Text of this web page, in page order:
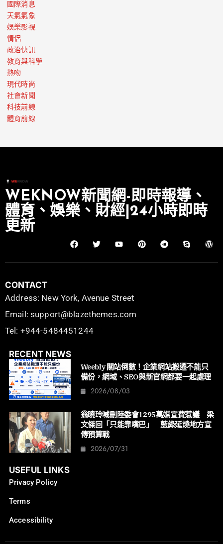
國際消息
天氣氣象
娛樂影視
情侶
政治快訊
教育與科學
熱吻
現代時尚
社會新聞
科技前線
體育前線
WEKNOW新聞網-即時報導、
體育、娛樂、財經|24小時即時
更新
CONTACT
Address: New York, Avenue Street
Email: support@blazethemes.com
Tel: +944-5484451244
RECENT NEWS
Weebly 關站倒數！企業網站搬遷不能只
備份，網域、SEO與新官網都要一起處理
2026/08/03
翁曉玲喊刪陸委會1295萬媒宣費惹議 梁
文傑回「只能靠嘴巴」 藍綠延燒地方宣
傳預算戰
2026/07/31
USEFUL LINKS
Privacy Policy
Terms
Accessibility